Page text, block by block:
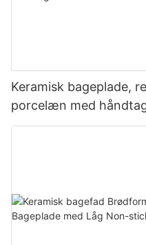
Keramisk bageplade,
porcelæn med